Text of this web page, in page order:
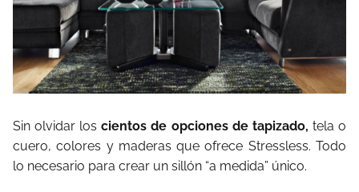
Sin olvidar loscientos de opciones de tapizado, tela o
cuero, colores y maderas que ofrece Stressless. Todo
lo necesario para crear un sillón “a medida” único.